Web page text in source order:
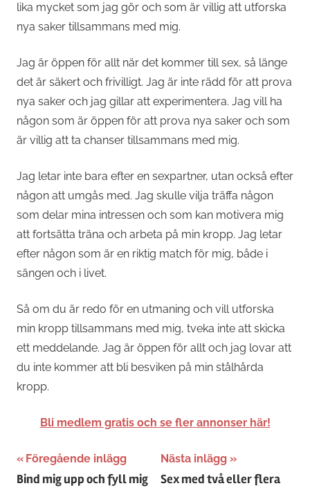
lika mycket som jag gör och som är villig att utforska
nya saker tillsammans med mig.
Jag är öppen för allt när det kommer till sex, så länge
det är säkert och frivilligt. Jag är inte rädd för att prova
nya saker och jag gillar att experimentera. Jag vill ha
någon som är öppen för att prova nya saker och som
är villig att ta chanser tillsammans med mig.
Jag letar inte bara efter en sexpartner, utan också efter
någon att umgås med. Jag skulle vilja träffa någon
som delar mina intressen och som kan motivera mig
att fortsätta träna och arbeta på min kropp. Jag letar
efter någon som är en riktig match för mig, både i
sängen och i livet.
Så om du är redo för en utmaning och vill utforska
min kropp tillsammans med mig, tveka inte att skicka
ett meddelande. Jag är öppen för allt och jag lovar att
du inte kommer att bli besviken på min stålhårda
kropp.
Bli medlem gratis och se fler annonser här!
Inläggsnavigering
Föregående inlägg
Bind mig upp och fyll mig
Nästa inlägg
Sex med två eller flera